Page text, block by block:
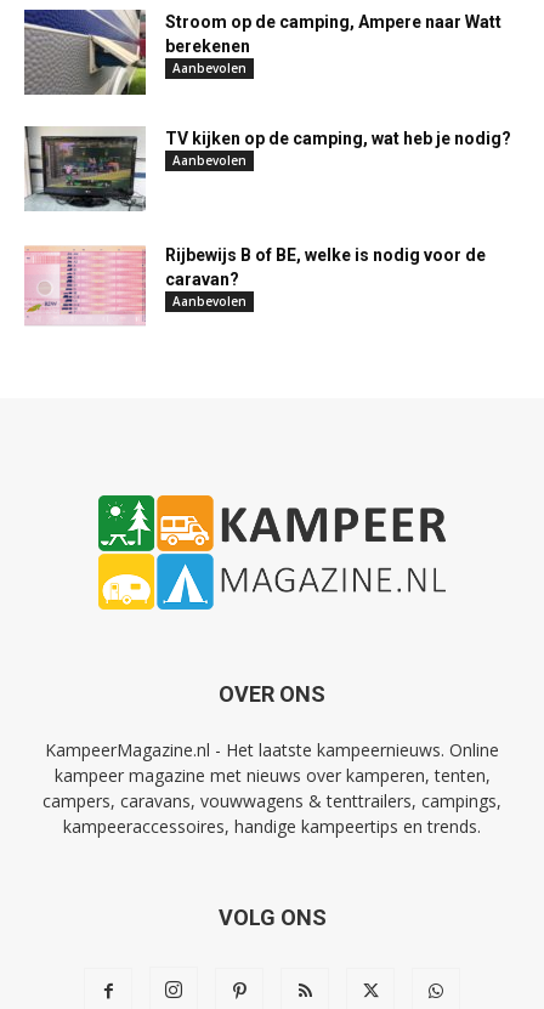
Stroom op de camping, Ampere naar Watt
berekenen
Aanbevolen
TV kijken op de camping, wat heb je nodig?
Aanbevolen
Rijbewijs B of BE, welke is nodig voor de
caravan?
Aanbevolen
OVER ONS
KampeerMagazine.nl - Het laatste kampeernieuws. Online
kampeer magazine met nieuws over kamperen, tenten,
campers, caravans, vouwwagens & tenttrailers, campings,
kampeeraccessoires, handige kampeertips en trends.
VOLG ONS